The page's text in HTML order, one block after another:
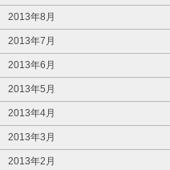
2013年8月
2013年7月
2013年6月
2013年5月
2013年4月
2013年3月
2013年2月